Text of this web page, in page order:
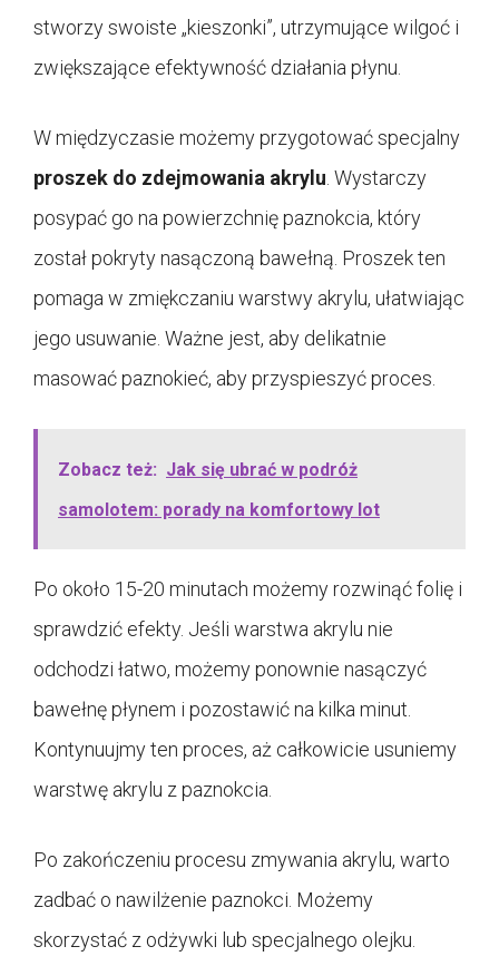
stworzy swoiste „kieszonki”, utrzymujące wilgoć i
zwiększające efektywność działania płynu.
W międzyczasie możemy przygotować specjalny
proszek do zdejmowania akrylu . Wystarczy
posypać go na powierzchnię paznokcia, który
został pokryty nasączoną bawełną. Proszek ten
pomaga w zmiękczaniu warstwy akrylu, ułatwiając
jego usuwanie. Ważne jest, aby delikatnie
masować paznokieć, aby przyspieszyć proces.
Zobacz też: Jak się ubrać w podróż
samolotem: porady na komfortowy lot
Po około 15-20 minutach możemy rozwinąć folię i
sprawdzić efekty. Jeśli warstwa akrylu nie
odchodzi łatwo, możemy ponownie nasączyć
bawełnę płynem i pozostawić na kilka minut.
Kontynuujmy ten proces, aż całkowicie usuniemy
warstwę akrylu z paznokcia.
Po zakończeniu procesu zmywania akrylu, warto
zadbać o nawilżenie paznokci. Możemy
skorzystać z odżywki lub specjalnego olejku.